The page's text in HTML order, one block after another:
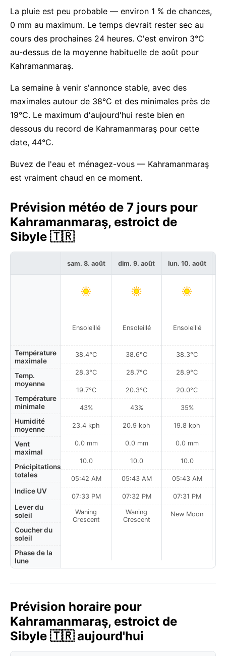
La pluie est peu probable — environ 1 % de chances,
0 mm au maximum. Le temps devrait rester sec au
cours des prochaines 24 heures. C'est environ 3°C
au-dessus de la moyenne habituelle de août pour
Kahramanmaraş.
La semaine à venir s'annonce stable, avec des
maximales autour de 38°C et des minimales près de
19°C. Le maximum d'aujourd'hui reste bien en
dessous du record de Kahramanmaraş pour cette
date, 44°C.
Buvez de l'eau et ménagez-vous — Kahramanmaraş
est vraiment chaud en ce moment.
Prévision météo de 7 jours pour
Kahramanmaraş, estroict de
Sibyle 🇹🇷
Température
maximale
Temp.
moyenne
Température
minimale
Humidité
moyenne
Vent
maximal
Précipitations
totales
Indice UV
Lever du
soleil
Coucher du
soleil
Phase de la
lune
sam. 8. août
Ensoleillé
38.4°C
28.3°C
19.7°C
43%
23.4 kph
0.0 mm
10.0
05:42 AM
07:33 PM
Waning
Crescent
dim. 9. août
Ensoleillé
38.6°C
28.7°C
20.3°C
43%
20.9 kph
0.0 mm
10.0
05:43 AM
07:32 PM
Waning
Crescent
lun. 10. août
Ensoleillé
38.3°C
28.9°C
20.0°C
35%
19.8 kph
0.0 mm
10.0
05:43 AM
07:31 PM
New Moon
Prévision horaire pour
Kahramanmaraş, estroict de
Sibyle 🇹🇷 aujourd'hui